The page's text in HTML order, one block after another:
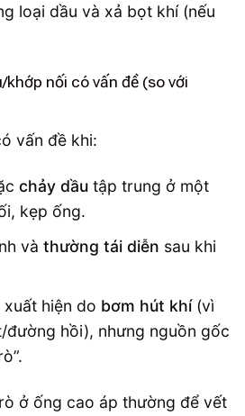
loại dầu và xả bọt khí (nếu
khớp nối có vấn đề (so với
vấn đề khi:
chảy dầutập trung ở một
kẹp ống.
và thường tái diễn sau khi
hiện do bơm hút khí(vì
hồi), nhưng nguồn gốc
ở ống cao áp thường để vết